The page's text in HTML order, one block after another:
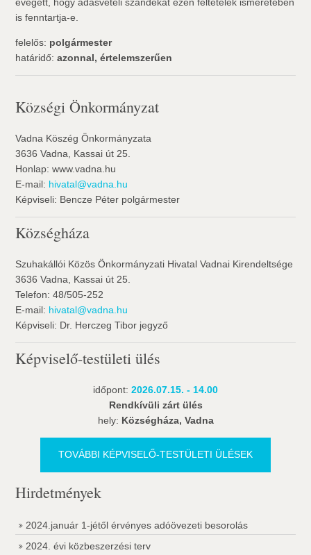
is fenntartja-e.
felelős: polgármester
határidő:azonnal, értelemszerűen
Községi Önkormányzat
Vadna Köszég Önkormányzata
3636 Vadna, Kassai út 25.
Honlap: www.vadna.hu
E-mail: hivatal@vadna.hu
Képviseli: Bencze Péter polgármester
Községháza
Szuhakállói Közös Önkormányzati Hivatal Vadnai Kirendeltsége
3636 Vadna, Kassai út 25.
Telefon: 48/505-252
E-mail: hivatal@vadna.hu
Képviseli: Dr. Herczeg Tibor jegyző
Képviselő-testületi ülés
időpont: 2026.07.15. - 14.00
Rendkívüli zárt ülés
hely: Községháza, Vadna
TOVÁBBI KÉPVISELŐ-TESTÜLETI ÜLÉSEK
Hirdetmények
2024.január 1-jétől érvényes adóövezeti besorolás
2024. évi közbeszerzési terv